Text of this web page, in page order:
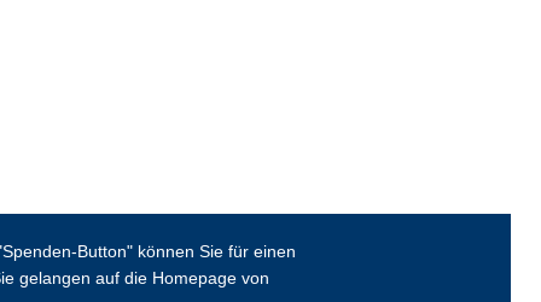
Button" können Sie für einen
gelangen auf die Homepage von